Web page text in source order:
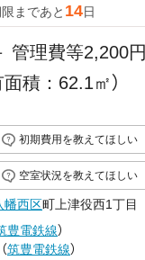
まであと 14日
管理費等2,200円
面積：62.1㎡）
初期費用を教えてほしい
空室状況を教えてほしい
幡西区町上津役西1丁目
豊電鉄線）
（筑豊電鉄線）